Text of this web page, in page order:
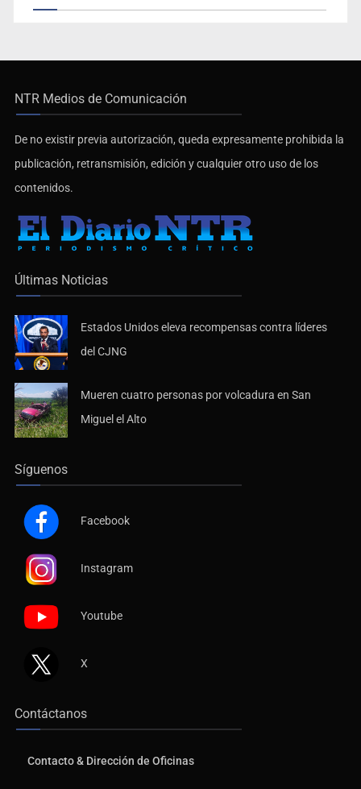
NTR Medios de Comunicación
De no existir previa autorización, queda expresamente prohibida la
publicación, retransmisión, edición y cualquier otro uso de los
contenidos.
Últimas Noticias
Estados Unidos eleva recompensas contra líderes
del CJNG
Mueren cuatro personas por volcadura en San
Miguel el Alto
Síguenos
Facebook
Instagram
Youtube
X
Contáctanos
Contacto & Dirección de Oficinas